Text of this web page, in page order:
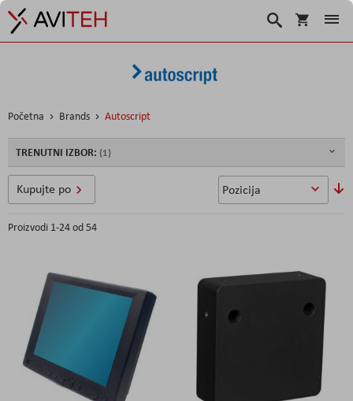
Korpa
Traži
Početna Brands Autoscript
Proizvodi 1-24od54
Kupujte po
TRENUTNI IZBOR: